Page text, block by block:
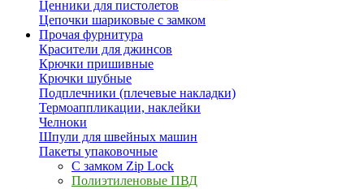
Ценники для пистолетов
Цепочки шариковые с замком
Прочая фурнитура
Красители для джинсов
Крючки пришивные
Крючки шубные
Подплечники (плечевые накладки)
Термоаппликации, наклейки
Челноки
Шпули для швейных машин
Пакеты упаковочные
С замком Zip Lock
Полиэтиленовые ПВД